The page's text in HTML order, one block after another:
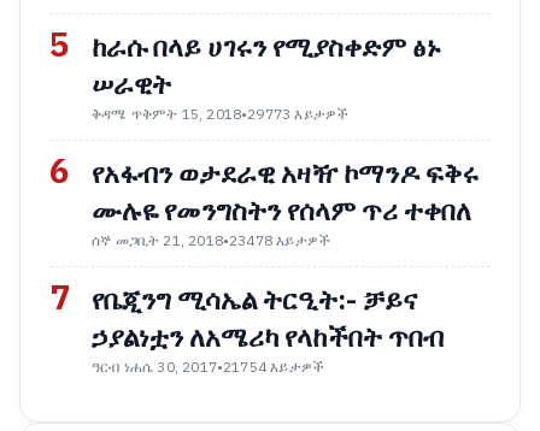
5
ከራሱ በላይ ሀገሩን የሚያስቀድም ፅኑ
ሠራዊት
ቅዳሜ ጥቅምት 15, 2018•29773 እይታዎች
6
የአፋብን ወታደራዊ አዛዥ ኮማንዶ ፍቅሩ
ሙሉዬ የመንግስትን የሰላም ጥሪ ተቀበለ
ሰኞ መጋቢት 21, 2018•23478 እይታዎች
7
የቤጂንግ ሚሳኤል ትርዒት:- ቻይና
ኃያልነቷን ለአሜሪካ የላከችበት ጥበብ
ዓርብ ነሐሴ 30, 2017•21754 እይታዎች